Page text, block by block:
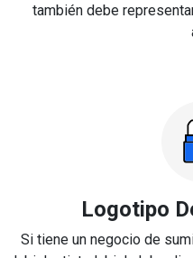
también debe
Logotipo
Si tiene un negocio de